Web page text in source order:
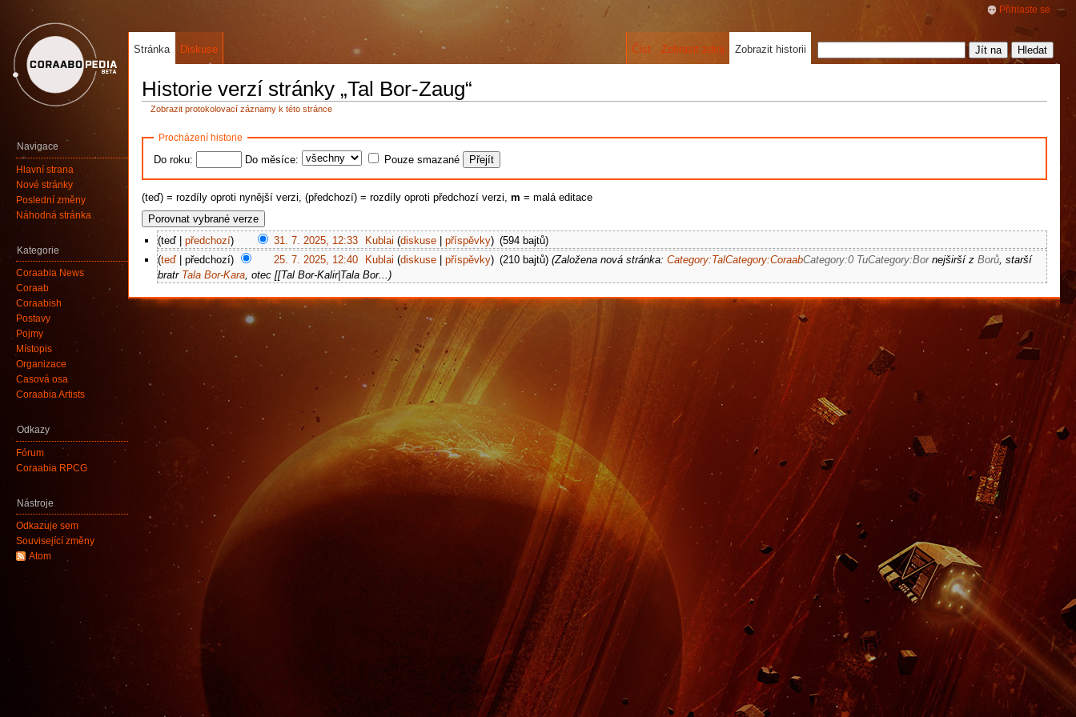
Historie verzí stránky „Tal Bor-Zaug“
Zobrazit protokolovací záznamy k této stránce
Procházení historie
Do roku: Do měsíce: Pouze smazané
(teď) = rozdíly oproti nynější verzi, (předchozí) = rozdíly oproti předchozí verzi, m = malá editace
(teď |předchozí) 31. 7. 2025, 12:33 Kublai (diskuse |příspěvky) (594 bajtů)
(teď| předchozí) 25. 7. 2025, 12:40 Kublai (diskuse |příspěvky) (210 bajtů) (Založena nová stránka: Category:TalCategory:CoraabCategory:0 TuCategory:Bornejširší z Borů, starší
bratr Tala Bor-Kara , otec [[Tal Bor-Kalir|Tala Bor...)
Přihlaste se
Stránka Diskuse Číst Zobrazit zdroj Zobrazit historii
Navigace
Hlavní strana
Nové stránky
Poslední změny
Náhodná stránka
Kategorie
Coraabia News
Coraab
Coraabish
Postavy
Pojmy
Místopis
Organizace
Časová osa
Coraabia Artists
Odkazy
Fórum
Coraabia RPCG
Nástroje
Odkazuje sem
Související změny
Atom